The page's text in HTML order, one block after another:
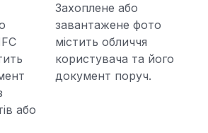
або
Захоплене або
завантажене фото
містить обличчя
користувача та його
документ поруч.